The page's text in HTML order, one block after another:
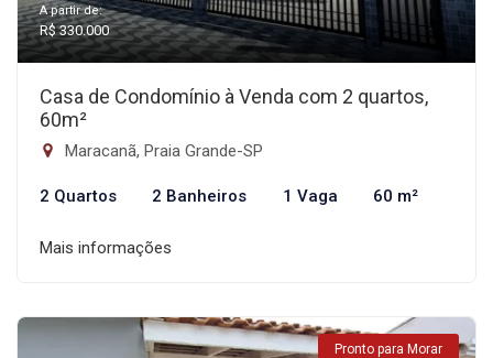
A partir de:
R$ 330.000
Casa de Condomínio à Venda com 2 quartos,
60m²
Maracanã, Praia Grande-SP
2 Quartos 2 Banheiros 1 Vaga 60 m²
Mais informações
Pronto para Morar